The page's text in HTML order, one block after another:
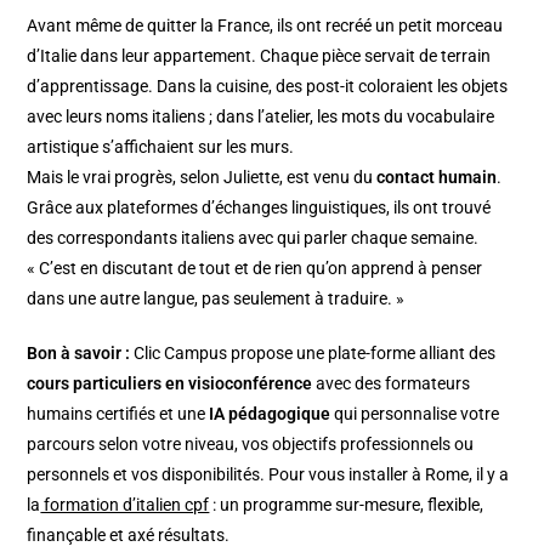
Avant même de quitter la France, ils ont recréé un petit morceau
d’Italie dans leur appartement. Chaque pièce servait de terrain
d’apprentissage. Dans la cuisine, des post-it coloraient les objets
avec leurs noms italiens ; dans l’atelier, les mots du vocabulaire
artistique s’affichaient sur les murs.
Mais le vrai progrès, selon Juliette, est venu ducontact humain.
Grâce aux plateformes d’échanges linguistiques, ils ont trouvé
des correspondants italiens avec qui parler chaque semaine.
« C’est en discutant de tout et de rien qu’on apprend à penser
dans une autre langue, pas seulement à traduire. »
Bon à savoir :Clic Campus propose une plate-forme alliant des
cours particuliers en visioconférenceavec des formateurs
humains certifiés et une IA pédagogiquequi personnalise votre
parcours selon votre niveau, vos objectifs professionnels ou
personnels et vos disponibilités. Pour vous installer à Rome, il y a
la formation d’italien cpf : un programme sur-mesure, flexible,
finançable et axé résultats.